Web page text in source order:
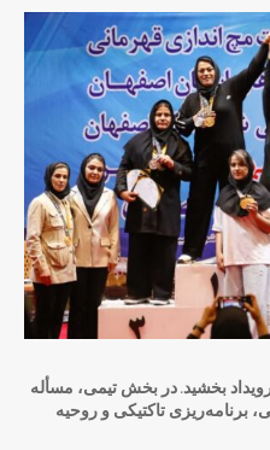
بخشید. در بخش تیمی، مسأله
برنامه‌ریزی تاکتیکی و روحیه